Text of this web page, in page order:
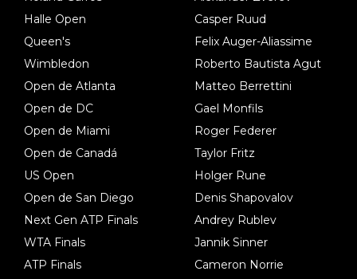
Halle Open
Queen's
Wimbledon
Open de Atlanta
Open de DC
Open de Miami
Open de Canadá
US Open
Open de San Diego
Next Gen ATP Finals
WTA Finals
ATP Finals
Casper Ruud
Felix Auger-Aliassime
Roberto Bautista Agut
Matteo Berrettini
Gael Monfils
Roger Federer
Taylor Fritz
Holger Rune
Denis Shapovalov
Andrey Rublev
Jannik Sinner
Cameron Norrie